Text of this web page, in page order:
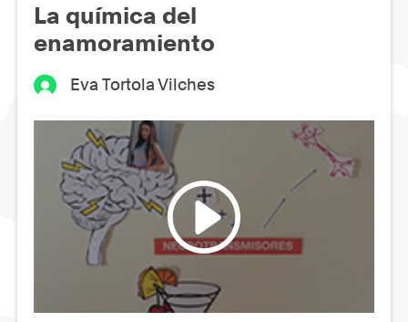
La química del
enamoramiento
Eva Tortola Vilches